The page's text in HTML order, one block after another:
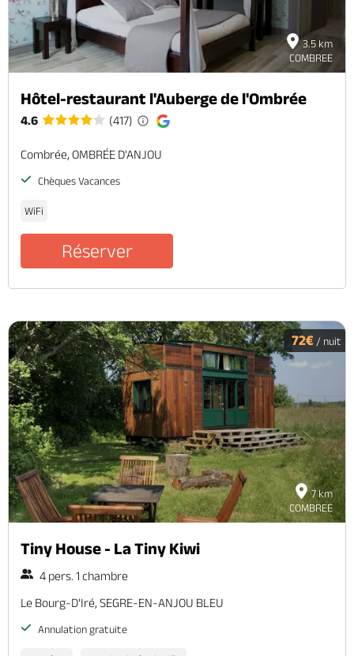
3.5 km
COMBREE
Hôtel-restaurant l'Auberge de l'Ombrée
4.6 (417)
Combrée, OMBRÉE D'ANJOU
Chèques Vacances
WiFi
Réserver
7 km
COMBREE
72€ / nuit
Tiny House - La Tiny Kiwi
4 pers. 1 chambre
Le Bourg-D'Iré, SEGRE-EN-ANJOU BLEU
Annulation gratuite